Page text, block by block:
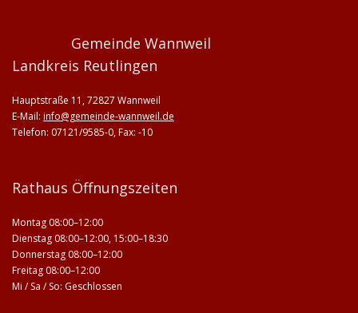
Gemeinde Wannweil
Landkreis Reutlingen
Hauptstraße 11, 72827 Wannweil
E-Mail: info@gemeinde-wannweil.de
Telefon: 07121/9585-0, Fax: -10
Rathaus Öffnungszeiten
Montag 08:00–12:00
Dienstag 08:00–12:00, 15:00–18:30
Donnerstag 08:00–12:00
Freitag 08:00–12:00
Mi / Sa / So: Geschlossen